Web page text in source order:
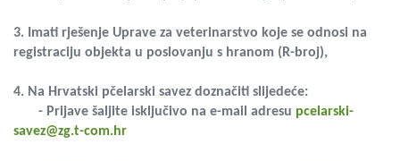
3. Imati rješenje Uprave za veterinarstvo koje se odnosi na
registraciju objekta u poslovanju s hranom (R-broj),
4. Na Hrvatski pčelarski savez doznačiti slijedeće:
- Prijave šaljite isključivo na e-mail adresu pcelarski-
savez@zg.t-com.hr